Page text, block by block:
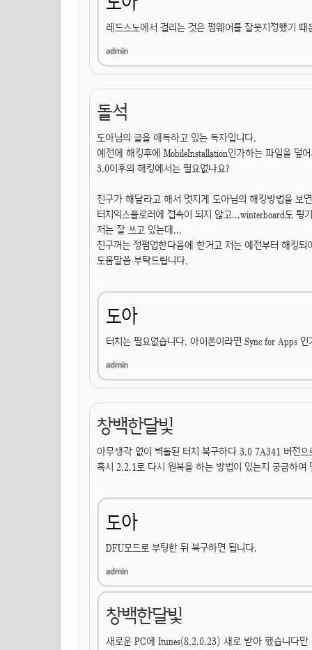
레드스노에서 걸리는 것은 펌웨어를 잘못지정했기 때
돌석
도아님의 글을 애독하고 있는 독자입니다.
예전에 해킹후에 MobileInstallation인가하는 파일을 덮
3.0이후의 해킹에서는 필요없나요?
친구가 해달라고 해서 멋지게 도아님의 해킹방법을 보
터치익스플로러에 접속이 되지 않고...winterboard도 튕
저는 잘 쓰고 있는데...
친구꺼는 정펌업한다음에 한거고 저는 예전부터 해킹
도움말씀 부탁드립니다.
도아
터치는 필요없습니다. 아이폰이라면 Sync for Apps
창백한달빛
아무생각 없이 벽돌된 터치 복구하다 3.0 7A341 버전으
혹시 2.2.1로 다시 원복을 하는 방법이 있는지 궁금하여
도아
DFU모드로 부팅한 뒤 복구하면 됩니다.
창백한달빛
새로운 PC에 Itunes(8.2.0.23) 새로 받아 했습니다